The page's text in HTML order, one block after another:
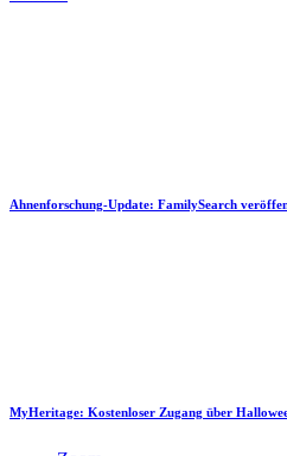
Ahnenforschung-Update: FamilySearch
MyHeritage: Kostenloser Zugang über